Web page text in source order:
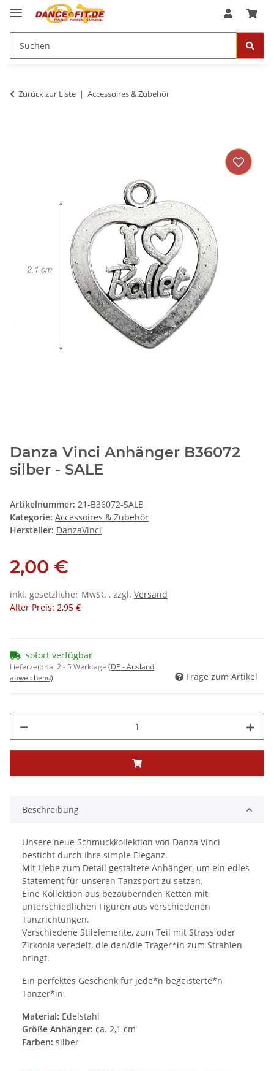
Zurück zur Liste Accessoires & Zubehör
Danza Vinci Anhänger B36072
silber - SALE
Artikelnummer: 21-B36072-SALE
Kategorie: Accessoires & Zubehör
Hersteller: DanzaVinci
2,00 €
inkl. gesetzlicher MwSt. , zzgl. Versand
Alter Preis: 2,95 €
sofort verfügbar
Lieferzeit:ca. 2 - 5 Werktage (DE - Ausland
abweichend)
Frage zum Artikel
Beschreibung
Unsere neue Schmuckkollektion von Danza Vinci
besticht durch Ihre simple Eleganz.
Mit Liebe zum Detail gestaltete Anhänger, um ein edles
Statement für unseren Tanzsport zu setzen.
Eine Kollektion aus bezaubernden Ketten mit
unterschiedlichen Figuren aus verschiedenen
Tanzrichtungen.
Verschiedene Stilelemente, zum Teil mit Strass oder
Zirkonia veredelt, die den/die Träger*in zum Strahlen
bringt.
Ein perfektes Geschenk für jede*n begeisterte*n
Tänzer*in.
Material: Edelstahl
Größe Anhänger: ca. 2,1 cm
Farben: silber